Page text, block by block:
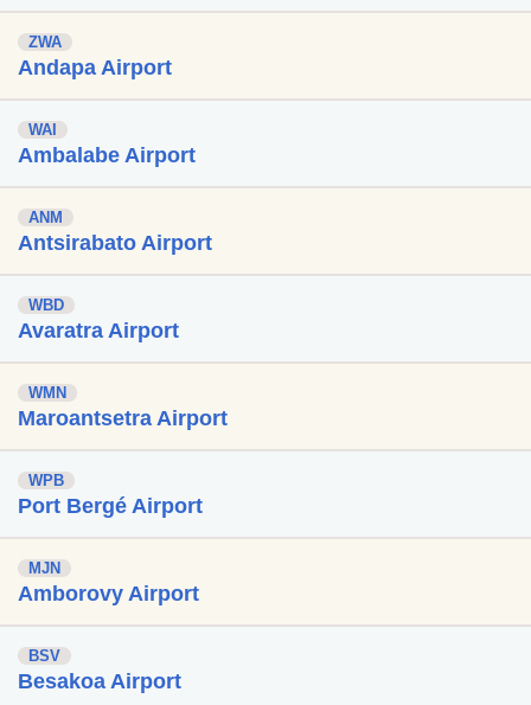
ZWA
Andapa Airport
WAI
Ambalabe Airport
ANM
Antsirabato Airport
WBD
Avaratra Airport
WMN
Maroantsetra Airport
WPB
Port Bergé Airport
MJN
Amborovy Airport
BSV
Besakoa Airport